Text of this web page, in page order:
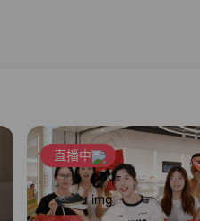
直播中